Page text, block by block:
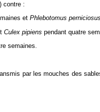
contre :
et Phlebotomus perniciosus
Culex pipiens pendant quatre
semaines.
par les mouches des